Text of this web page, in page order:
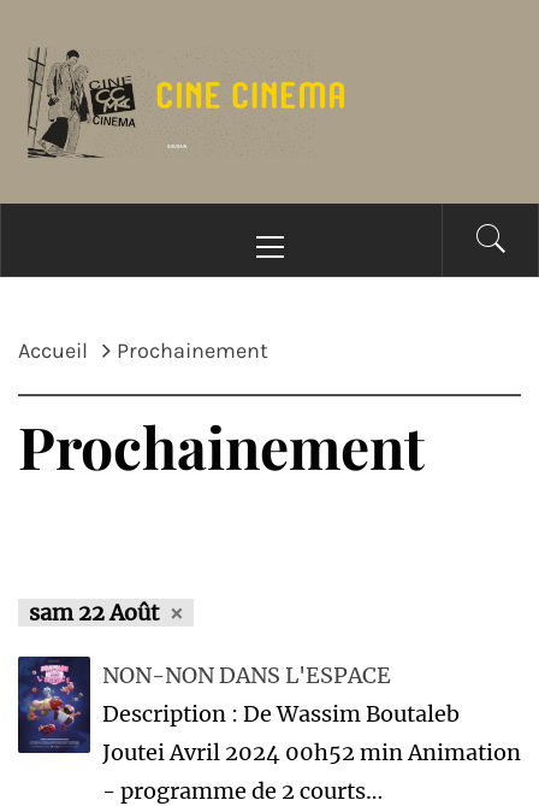
contenu
principal
Accueil Prochainement
Prochainement
sam 22 Août
NON-NON DANS L'ESPACE
Description : De Wassim Boutaleb
Joutei Avril 2024 00h52 min Animation
- programme de 2 courts…